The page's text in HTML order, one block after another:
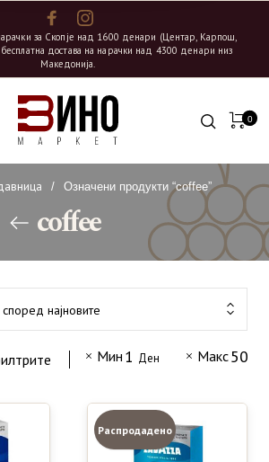
за Скопје над 1600 денари (Центар, Карпош,
достава на нарачки над 4300 денари низ
Македонија.
0
/ Означени продукти “coffee”
coffee
најновите
Мин 1 Ден Макс500
Распродадено